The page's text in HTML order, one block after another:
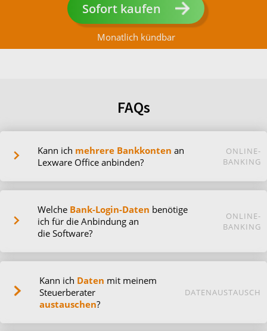
Sofort kaufen
Monatlich kündbar
FAQs
Kann ich mehrere Bankkonten an
Lexware Office anbinden?
ONLINE-
BANKING
Welche Bank-Login-Daten benötige
ich für die Anbindung an
die Software?
ONLINE-
BANKING
Kann ich Daten mit meinem
Steuerberater
austauschen?
DATENAUSTAUSCH